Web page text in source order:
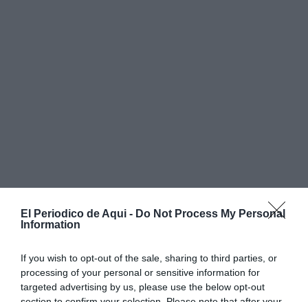
El Periodico de Aqui - Do Not Process My Personal
Information
If you wish to opt-out of the sale, sharing to third parties, or
processing of your personal or sensitive information for
targeted advertising by us, please use the below opt-out
Refuerzos especiales tras el partido